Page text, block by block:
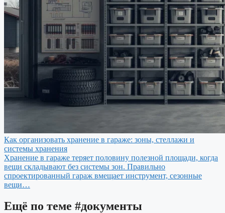
Как организовать хранение в гараже: зоны, стеллажи и
системы хранения
Хранение в гараже теряет половину полезной площади, когда
вещи складывают без системы зон. Правильно
спроектированный гараж вмещает инструмент, сезонные
вещи…
Ещё по теме #документы